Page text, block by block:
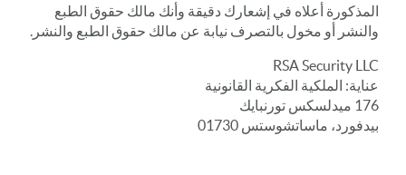
المذكورة أعلاه في إشعارك دقيقة وأنك مالك حقوق الطبع
والنشر أو مخول بالتصرف نيابة عن مالك حقوق الطبع والنشر.
RSA Security LLC
عناية: الملكية الفكرية القانونية
176 ميدلسكس تورنبايك
بيدفورد، ماساتشوستس 01730